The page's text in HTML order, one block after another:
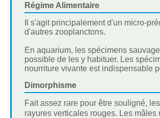
Régime Alimentaire
Il s'agit principalement d'un micro-
d'autres zooplanctons.
En aquarium, les spécimens
possible de les y habituer. Les
nourriture vivante est indispensable
Dimorphisme
Fait assez rare pour être souligné,
rayures verticales rouges. Les